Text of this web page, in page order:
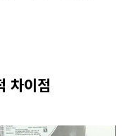
차이점